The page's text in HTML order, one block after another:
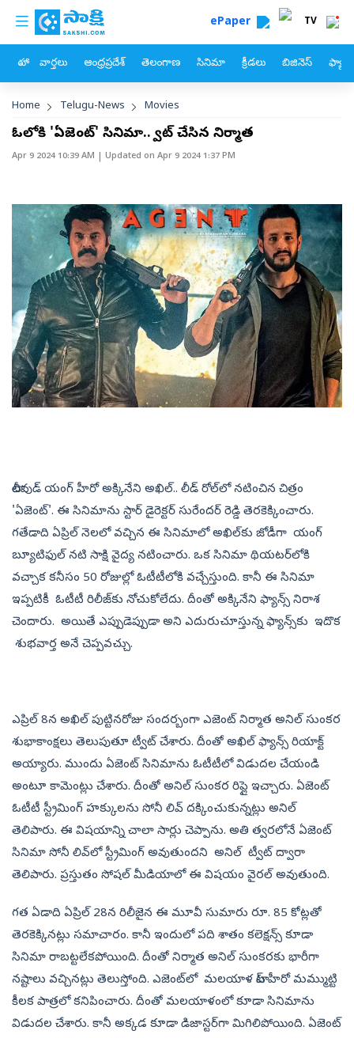
Skip to main content
custom menu ePaper TV
హోం వార్తలు ఆంధ్రప్రదేశ్ తెలంగాణ సినిమా క్రీడలు బిజినెస్
Breadcrumb
Home Telugu-News Movies
ఓటీటీలోకి 'ఏజెంట్‌' సినిమా.. ట్వీట్‌ చేసిన నిర్మాత
Apr 9 2024 10:39 AM | Updated on Apr 9 2024 1:37 PM
టాలీవుడ్ ​యంగ్ హీరో అక్కినేని అఖిల్.. లీడ్​ రోల్​లో నటించిన చిత్రం
'ఏజెంట్'. ఈ సినిమాను స్టార్ డైరెక్టర్ సురేందర్ రెడ్డి తెరకెక్కించారు.
గతేడాది ఏప్రిల్‌ నెలలో వచ్చిన ఈ సినిమాలో అఖిల్‌కు జోడీగా యంగ్
బ్యూటిఫుల్ నటి సాక్షి వైద్య నటించారు. ఒక సినిమా థియటర్‌లోకి
వచ్చాక కనీసం 50 రోజుల్లో ఓటీటీలోకి వచ్చేస్తుంది. కానీ ఈ సినిమా
ఇప్పటికీ ఓటీటీ రిలీజ్‌కు నోచుకోలేదు. దీంతో అక్కినేని ఫ్యాన్స్ నిరాశ
చెందారు. అయితే ఎప్పుడెప్పుడా అని ఎదురుచూస్తున్న ఫ్యాన్స్‌కు ఇదొక
శుభవార్త అనే చెప్పవచ్చు.
ఎప్రిల్‌ 8న అఖిల్‌ పుట్టినరోజు సందర్బంగా ఎజెంట్‌ నిర్మాత అనిల్‌​ సుంకర
శుభాకాంక్షలు తెలుపుతూ ట్వీట్‌ చేశారు. దీంతో అఖిల్‌ ఫ్యాన్స్‌ రియాక్ట్‌
అయ్యారు. ముందు ఏజెంట్‌ సినిమాను ఓటీటీలో విడుదల చేయండి
అంటూ కామెంట్లు చేశారు. దీంతో అనిల్‌ సుంకర రిప్లై ఇచ్చారు. ఏజెంట్
ఓటీటీ స్ట్రీమింగ్ హ‌క్కుల‌ను సోనీ లివ్‌ దక్కించుకున్నట్లు అనిల్
తెలిపారు. ఈ విష‌యాన్ని చాలా సార్లు చెప్పాను. అతి త్వ‌ర‌లోనే ఏజెంట్
సినిమా సోనీ లివ్‌లో స్ట్రీమింగ్ అవుతుందని అనిల్ ట్వీట్‌ ద్వారా
తెలిపారు. ప్రస్తుతం సోషల్‌ మీడియాలో ఈ విషయం వైరల్‌ అవుతుంది.
గ‌త ఏడాది ఏప్రిల్ 28న రిలీజైన ఈ మూవీ సుమారు రూ. 85 కోట్లతో
తెరకెక్కినట్లు సమాచారం. కానీ ఇందులో పది శాతం కలెక్షన్స్‌ కూడా
సినిమా రాబట్టలేకపోయింది. దీంతో నిర్మాత అనిల్‌ సుంకరకు భారీగా
నష్టాలు వచ్చినట్లు తెలుస్తోంది. ఎజెంట్‌లో మ‌ల‌యాళ టాప్‌ హీరో మ‌మ్ముట్టి
కీల‌క పాత్రలో కనిపించారు. దీంతో మలయాళంలో కూడా సినిమాను
విడుదల చేశారు. కానీ అక్కడ కూడా డిజాస్టర్‌గా మిగిలిపోయింది. ఏజెంట్